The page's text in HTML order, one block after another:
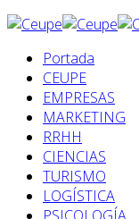
Portada
CEUPE
EMPRESAS
MARKETING
RRHH
CIENCIAS
TURISMO
LOGÍSTICA